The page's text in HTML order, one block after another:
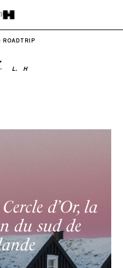
ROADTRIP
L. H
d’Or, la
du sud de